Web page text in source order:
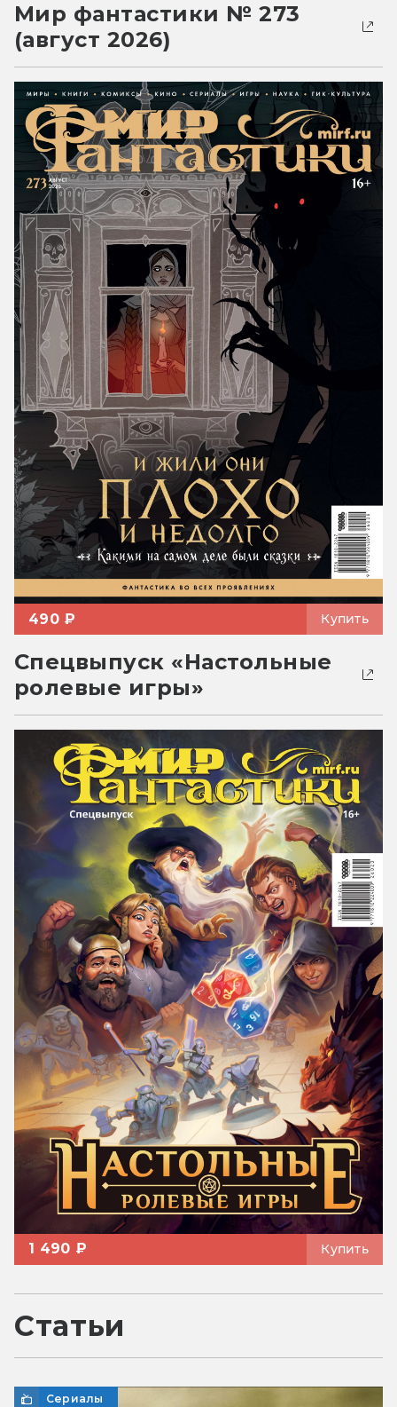
Мир фантастики № 273
(август 2026)
490 ₽ Купить
Спецвыпуск «Настольные
ролевые игры»
1 490 ₽ Купить
Статьи
Сериалы